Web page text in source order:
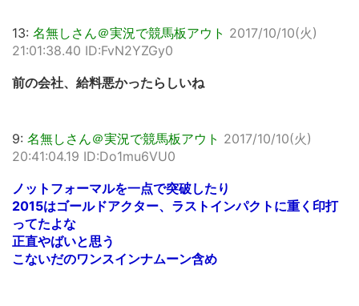
13: 名無しさん＠実況で競馬板アウト 2017/10/10(火)
21:01:38.40 ID:FvN2YZGy0
前の会社、給料悪かったらしいね
9: 名無しさん＠実況で競馬板アウト 2017/10/10(火)
20:41:04.19 ID:Do1mu6VU0
ノットフォーマルを一点で突破したり
2015はゴールドアクター、ラストインパクトに重く印打
ってたよな
正直やばいと思う
こないだのワンスインナムーン含め